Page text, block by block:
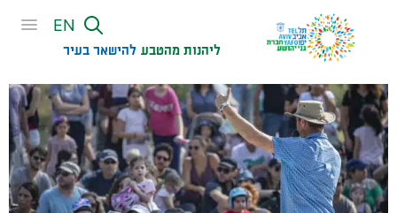
מֻפְעֶלֶת
מַעֲרֶכֶת
נָגִישׁ
בִּקְלִיק
הַמְּסַיַּעַת
לִנְגִישׁוּת
EN
ליהנות מהטבע להישאר בעיר​